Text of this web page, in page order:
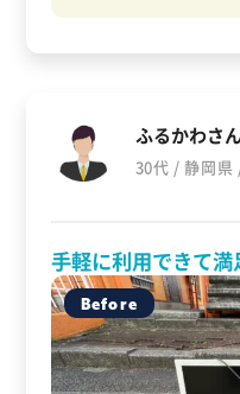
ふるかわさ
30代 / 静岡県
手軽に利用できて満